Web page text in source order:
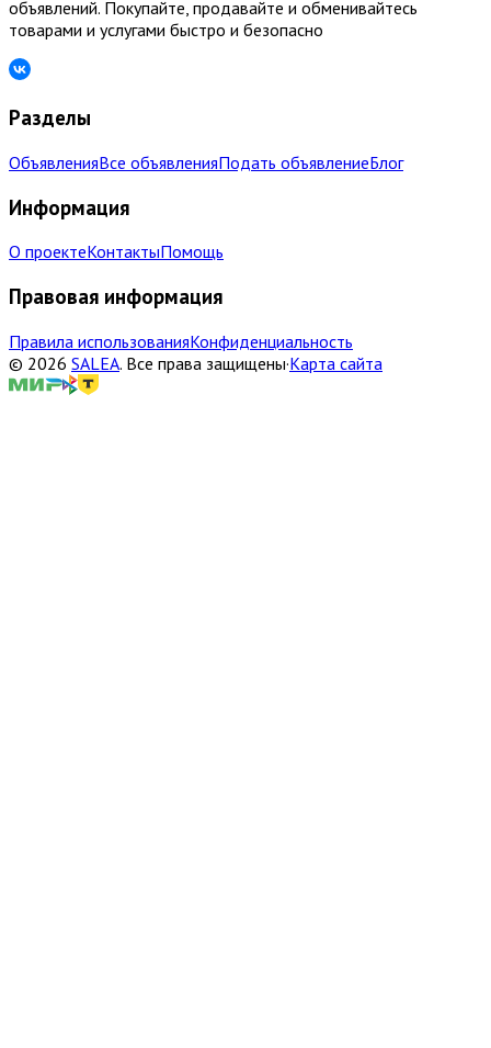
объявлений. Покупайте, продавайте и обменивайтесь
товарами и услугами быстро и безопасно
Разделы
ОбъявленияВсе объявленияПодать объявлениеБлог
Информация
О проектеКонтактыПомощь
Правовая информация
Правила использованияКонфиденциальность
© 2026 SALEA. Все права защищены·Карта сайта